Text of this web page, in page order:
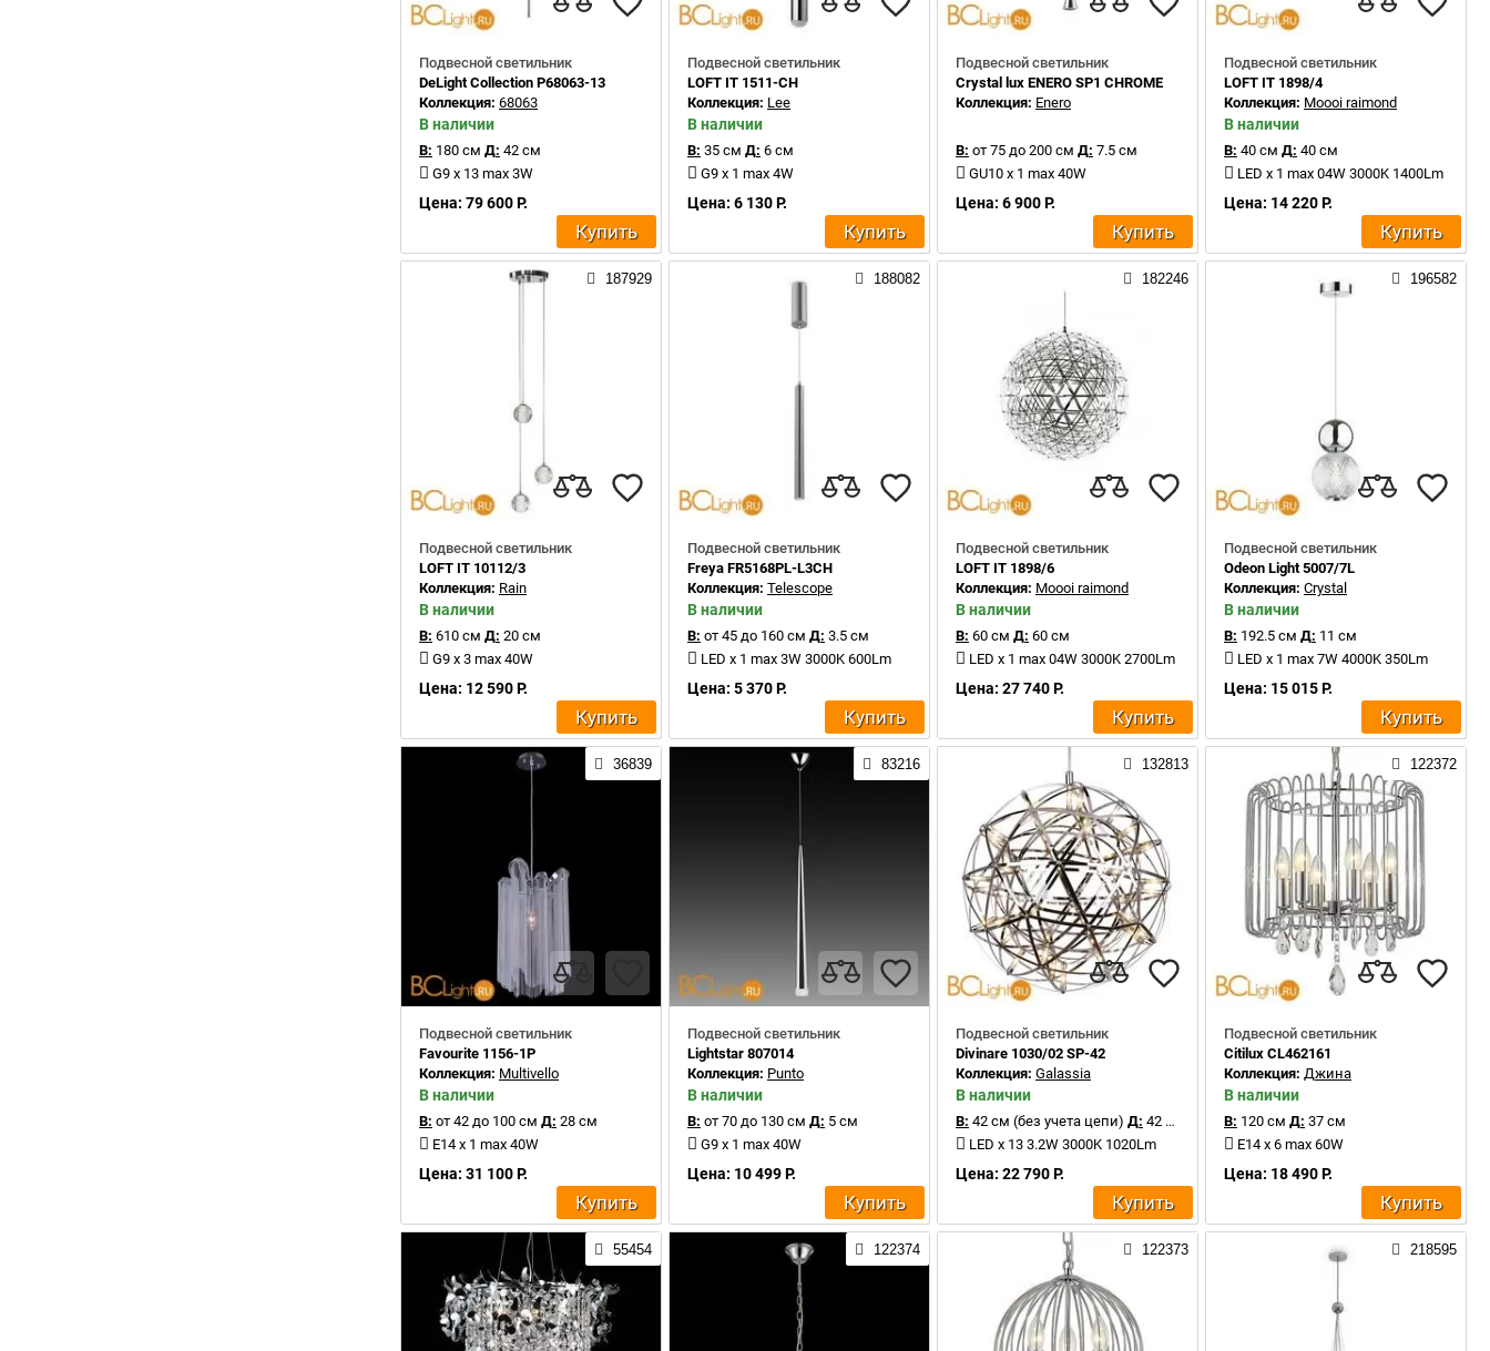
Подвесной светильник
DeLight Collection P68063-13
Коллекция: 68063
В наличии
В: 180 см Д: 42 см
G9 x 13 max 3W
Цена: 79 600 Р.
Купить
Подвесной светильник
LOFT IT 1511-CH
Коллекция: Lee
В наличии
В: 35 см Д: 6 см
G9 x 1 max 4W
Цена: 6 130 Р.
Купить
Подвесной светильник
Crystal lux ENERO SP1 CHROME
Коллекция: Enero
В: от 75 до 200 см Д: 7.5 см
GU10 x 1 max 40W
Цена: 6 900 Р.
Купить
Подвесной светильник
LOFT IT 1898/4
Коллекция: Moooi raimond
В наличии
В: 40 см Д: 40 см
LED x 1 max 04W 3000K 1400Lm
Цена: 14 220 Р.
Купить
187929
Подвесной светильник
LOFT IT 10112/3
Коллекция: Rain
В наличии
В: 610 см Д: 20 см
G9 x 3 max 40W
Цена: 12 590 Р.
Купить
188082
Подвесной светильник
Freya FR5168PL-L3CH
Коллекция: Telescope
В наличии
В: от 45 до 160 см Д: 3.5 см
LED x 1 max 3W 3000K 600Lm
Цена: 5 370 Р.
Купить
182246
Подвесной светильник
LOFT IT 1898/6
Коллекция: Moooi raimond
В наличии
В: 60 см Д: 60 см
LED x 1 max 04W 3000K 2700Lm
Цена: 27 740 Р.
Купить
196582
Подвесной светильник
Odeon Light 5007/7L
Коллекция: Crystal
В наличии
В: 192.5 см Д: 11 см
LED x 1 max 7W 4000K 350Lm
Цена: 15 015 Р.
Купить
36839
Подвесной светильник
Favourite 1156-1P
Коллекция: Multivello
В наличии
В: от 42 до 100 см Д: 28 см
E14 x 1 max 40W
Цена: 31 100 Р.
Купить
83216
Подвесной светильник
Lightstar 807014
Коллекция: Punto
В наличии
В: от 70 до 130 см Д: 5 см
G9 x 1 max 40W
Цена: 10 499 Р.
Купить
132813
Подвесной светильник
Divinare 1030/02 SP-42
Коллекция: Galassia
В наличии
В: 42 см (без учета цепи) Д: 42 см
LED x 13 3.2W 3000K 1020Lm
Цена: 22 790 Р.
Купить
122372
Подвесной светильник
Citilux CL462161
Коллекция: Джина
В наличии
В: 120 см Д: 37 см
E14 x 6 max 60W
Цена: 18 490 Р.
Купить
55454 122374 122373 218595